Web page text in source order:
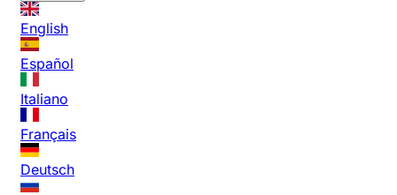
English
Español
Italiano
Français
Deutsch